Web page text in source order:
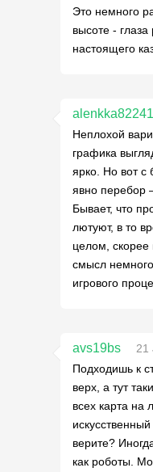
Это немного
высоте -
настоящего
alenkka82241
Неплохой
графика
ярко. Но вот с
явно перебор
Бывает, что
лютуют, в то
целом, скорее
смысл
игрового
avs19bs
21
Подходишь к
верх, а тут
всех карта на
верите?
как роботы.